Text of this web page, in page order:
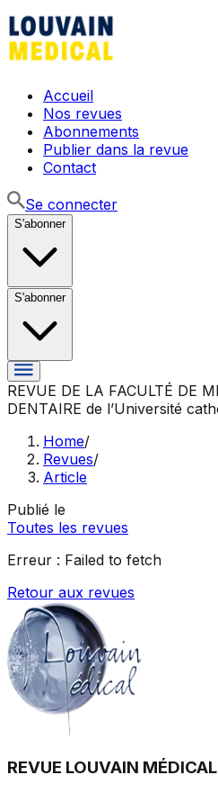
Accueil
Nos revues
Abonnements
Publier dans la revue
Contact
Se connecter
S'abonner
S'abonner
REVUE DE LA FACULTÉ DE
DENTAIRE de l’Université
Home/
Revues/
Article
Publié le
Toutes les revues
Erreur : Failed to fetch
Retour aux revues
REVUE LOUVAIN MÉDICAL